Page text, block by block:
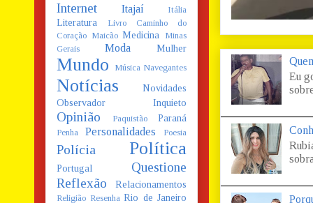
Eu
Internet Itajaí Itália
Literatura
Livro Caminho do
Coração Maicão Medicina
Minas
Gerais
Moda Mulher
Mundo Música Navegantes
Notícias
Novidades
Observador Inquieto
Opinião Paquistão Paraná
Penha Personalidades Poesia
Polícia Política
Portugal
Questione
Reflexão
Relacionamentos
Religião Resenha Rio de Janeiro